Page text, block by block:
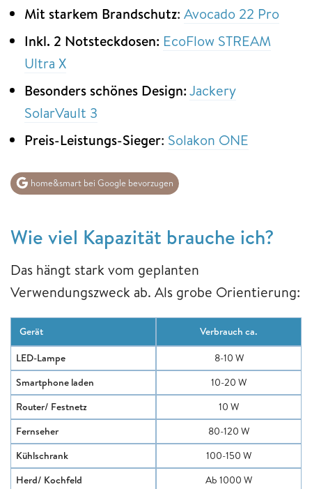
Mit starkem Brandschutz: Avocado 22 Pro
Inkl. 2 Notsteckdosen: EcoFlow STREAM
Ultra X
Besonders schönes Design:Jackery
SolarVault 3
Preis-Leistungs-Sieger: Solakon ONE
home&smart bei Google bevorzugen
Wie viel Kapazität brauche ich?
Das hängt stark vom geplanten
Verwendungszweck ab. Als grobe Orientierung:
Gerät
Verbrauch ca.
LED-Lampe
8-10 W
Smartphone laden
10-20 W
Router/ Festnetz
10 W
Fernseher
80-120 W
Kühlschrank
100-150 W
Herd/ Kochfeld
Ab 1000 W